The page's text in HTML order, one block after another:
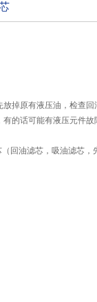
掉原有液压油，检查回
的话可能有液压元件
油滤芯，吸油滤芯，
压油不混用，可能会